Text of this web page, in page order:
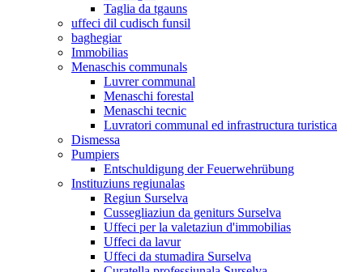
Taglia da tgauns
uffeci dil cudisch funsil
baghegiar
Immobilias
Menaschis communals
Luvrer communal
Menaschi forestal
Menaschi tecnic
Luvratori communal ed infrastructura turistica
Dismessa
Pumpiers
Entschuldigung der Feuerwehrübung
Instituziuns regiunalas
Regiun Surselva
Cussegliaziun da geniturs Surselva
Uffeci per la valetaziun d'immobilias
Uffeci da lavur
Uffeci da stumadira Surselva